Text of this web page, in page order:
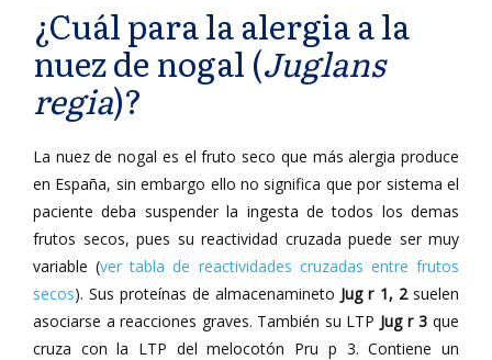
¿Cuál para la alergia a la
nuez de nogal (Juglans
regia)?
La nuez de nogal es el fruto seco que más alergia produce
en España, sin embargo ello no significa que por sistema el
paciente deba suspender la ingesta de todos los demas
frutos secos, pues su reactividad cruzada puede ser muy
variable (ver tabla de reactividades cruzadas entre frutos
secos). Sus proteínas de almacenamineto Jug r 1, 2 suelen
asociarse a reacciones graves. También su LTP Jug r 3 que
cruza con la LTP del melocotón Pru p 3. Contiene un